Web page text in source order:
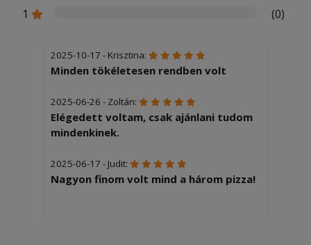
1
(0)
2025-10-17 - Krisztina:
Minden tökéletesen rendben volt
2025-06-26 - Zoltán:
Elégedett voltam, csak ajánlani tudom
mindenkinek.
2025-06-17 - Judit:
Nagyon finom volt mind a három pizza!